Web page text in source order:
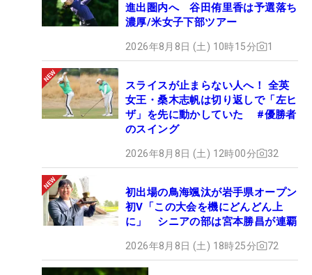
進出圏内へ 谷田侑里香は予選落ち
濃厚/米女子下部ツアー
2026年8月8日 (土) 10時15分 1
スライスが止まらない人へ！ 全英
女王・桑木志帆は切り返しで「左ヒ
ザ」を先に動かしていた #優勝者
のスイング
2026年8月8日 (土) 12時00分 32
初出場の鳥海颯汰が岩手県オープン
初V「この大会を機にどんどん上
に」 シニアの部は宮本勝昌が連覇
2026年8月8日 (土) 18時25分 72